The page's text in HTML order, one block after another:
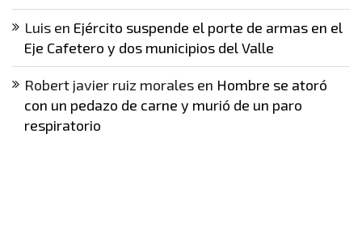
Luis en Ejército suspende el porte de armas en el
Eje Cafetero y dos municipios del Valle
Robert javier ruiz morales en Hombre se atoró
con un pedazo de carne y murió de un paro
respiratorio